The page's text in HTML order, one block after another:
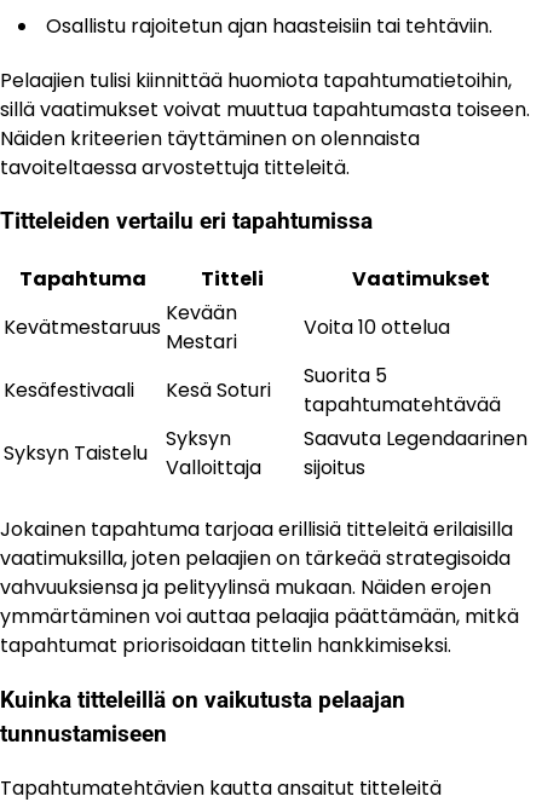
Osallistu rajoitetun ajan haasteisiin tai tehtäviin.
Pelaajien tulisi kiinnittää huomiota tapahtumatietoihin,
sillä vaatimukset voivat muuttua tapahtumasta toiseen.
Näiden kriteerien täyttäminen on olennaista
tavoiteltaessa arvostettuja titteleitä.
Titteleiden vertailu eri tapahtumissa
Tapahtuma Titteli
Vaatimukset
Kevätmestaruus
Kevään
Mestari
Voita 10 ottelua
Kesäfestivaali Kesä Soturi
Suorita 5
tapahtumatehtävää
Syksyn Taistelu
Syksyn
Valloittaja
Saavuta Legendaarinen
sijoitus
Jokainen tapahtuma tarjoaa erillisiä titteleitä erilaisilla
vaatimuksilla, joten pelaajien on tärkeää strategisoida
vahvuuksiensa ja pelityylinsä mukaan. Näiden erojen
ymmärtäminen voi auttaa pelaajia päättämään, mitkä
tapahtumat priorisoidaan tittelin hankkimiseksi.
Kuinka titteleillä on vaikutusta pelaajan
tunnustamiseen
Tapahtumatehtävien kautta ansaitut titteleitä